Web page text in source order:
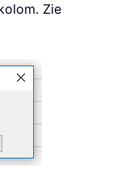
Zie